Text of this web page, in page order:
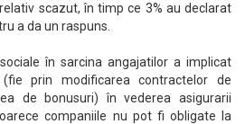
scazut, în timp ce 3% au declarat
a da un raspuns.
în sarcina angajatilor a implicat
prin modificarea contractelor de
de bonusuri) în vederea asigurarii
companiile nu pot fi obligate la